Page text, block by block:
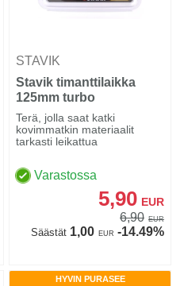
STAVIK
Stavik timanttilaikka
125mm turbo
Terä, jolla saat katki
kovimmatkin materiaalit
tarkasti leikattua
Varastossa
5,90 EUR
6,90 EUR
Säästät1,00 EUR -14.49%
HYVIN PURASEE